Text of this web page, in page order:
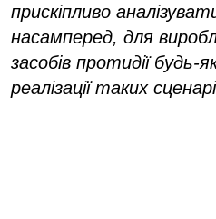
прискіпливо
насамперед, для
засобів протидії будь-
реалізації таких